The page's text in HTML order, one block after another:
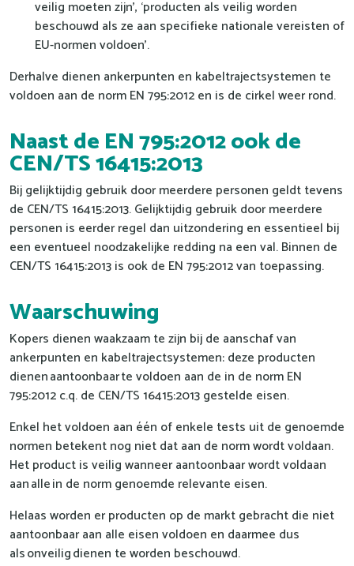
veilig moeten zijn’, ‘producten als veilig worden
beschouwd als ze aan specifieke nationale vereisten of
EU-normen voldoen’.
Derhalve dienen ankerpunten en kabeltrajectsystemen te
voldoen aan de norm EN 795:2012 en is de cirkel weer rond.
Naast de EN 795:2012 ook de
CEN/TS 16415:2013
Bij gelijktijdig gebruik door meerdere personen geldt tevens
de CEN/TS 16415:2013. Gelijktijdig gebruik door meerdere
personen is eerder regel dan uitzondering en essentieel bij
een eventueel noodzakelijke redding na een val. Binnen de
CEN/TS 16415:2013 is ook de EN 795:2012 van toepassing.
Waarschuwing
Kopers dienen waakzaam te zijn bij de aanschaf van
ankerpunten en kabeltrajectsystemen: deze producten
dienen aantoonbaar te voldoen aan de in de norm EN
795:2012 c.q. de CEN/TS 16415:2013 gestelde eisen.
Enkel het voldoen aan één of enkele tests uit de genoemde
normen betekent nog niet dat aan de norm wordt voldaan.
Het product is veilig wanneer aantoonbaar wordt voldaan
aan alle in de norm genoemde relevante eisen.
Helaas worden er producten op de markt gebracht die niet
aantoonbaar aan alle eisen voldoen en daarmee dus
als onveilig dienen te worden beschouwd.